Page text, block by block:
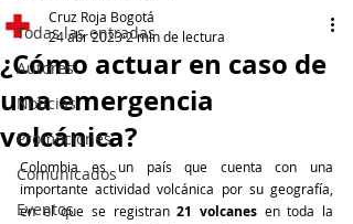
Todas las entradas
Autores
Noticias
Promociones
Comunicados
Eventos
¿Cómo actuar en caso de
una emergencia
volcánica?
Cruz Roja Bogotá
24 abr 20232 min de lectura
Colombia es un país que cuenta con una
importante actividad volcánica por su geografía,
en el que se registran 21 volcanes en toda la